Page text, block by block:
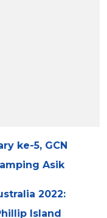
ke-5, GCN
Asik
2022:
Island